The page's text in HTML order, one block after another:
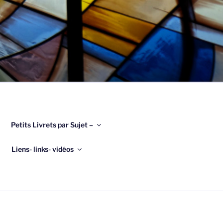
Petits Livrets par Sujet –
Liens- links- vidéos